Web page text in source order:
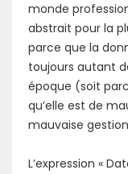
monde
abstrait pour la
parce que la
toujours autant
époque (soit
qu’elle est de
mauvaise
L’expression «